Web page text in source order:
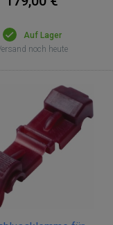
Auf Lager
noch heute